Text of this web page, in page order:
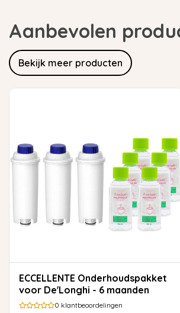
Aanbevolen
Bekijk meer producten
ECCELLENTE Onderhoudspakket
voor De'Longhi - 6 maanden
0 klantbeoordelingen